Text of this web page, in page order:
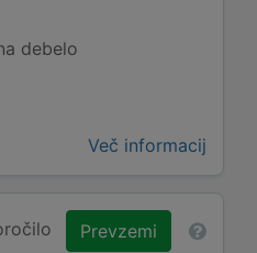
debelo
Več informacij
Prevzemi